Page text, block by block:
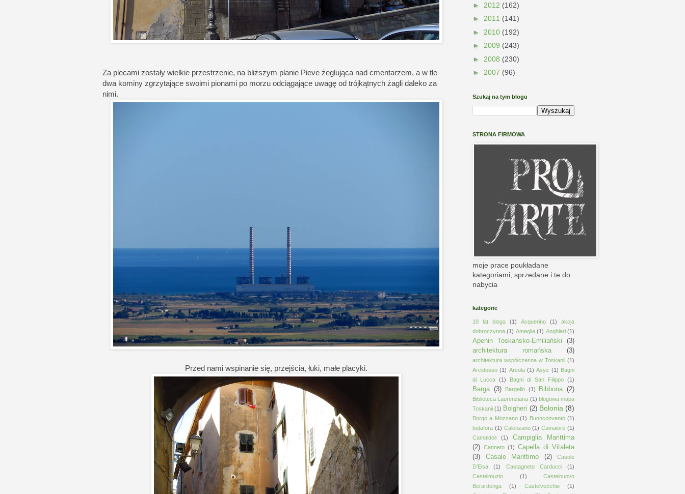
Za plecami zostały wielkie przestrzenie, na bliższym planie Pieve żeglująca nad cmentarzem, a w tle
dwa kominy zgrzytające swoimi pionami po morzu odciągające uwagę od trójkątnych żagli daleko za
nimi.
Przed nami wspinanie się, przejścia, łuki, małe placyki.
► 2012 (162)
► 2011 (141)
► 2010 (192)
► 2009 (243)
► 2008 (230)
► 2007 (96)
Szukaj na tym blogu
STRONA FIRMOWA
moje prace poukładane
kategoriami, sprzedane i te do
nabycia
kategorie
10 lat bloga (1) Acquerino (1)
akcja
dobroczynna (1) Ameglia (1) Anghiari (1)
Apenin Toskańsko-Emiliański
(3)
architektura romańska
(3)
architektura współczesna w Toskanii (1)
Arcidosso (1) Arcola (1) Asyż (1) Bagni
di Lucca (1) Bagni di San Filippo (1)
Barga (3) Bargello (1) Bibbona (2)
Biblioteca Laurenziana (1) blogowa mapa
Toskanii (1) Bolgheri (2) Bolonia (8)
Borgo a Mozzano (1) Buonconvento (1)
butafora (1) Calenzano (1) Camaiore (1)
Camaldoli
(1)
Campiglia Marittima
(2) Canneto (1) Capella di Vitaleta
(3)
Casale Marittimo (2)
Casole
D'Elsa
(1) Castagneto Carducci
(1)
Castelmuzio
(1)
Castelnuovo
Berardenga
(1) Castelvecchio
(1)